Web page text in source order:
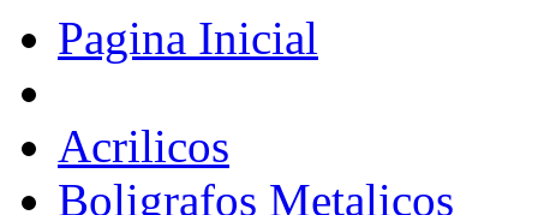
Pagina Inicial
Acrilicos
Boligrafos Metalicos